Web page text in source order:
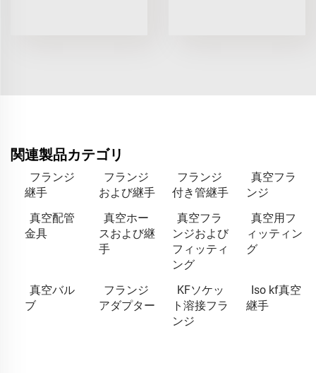
関連製品カテゴリ
フランジ
継手
フランジ
および継手
フランジ
付き管継手
真空フラ
ンジ
真空配管
金具
真空ホー
スおよび継
手
真空フラ
ンジおよび
フィッティ
ング
真空用フ
ィッティン
グ
真空バル
ブ
フランジ
アダプター
KFソケッ
ト溶接フラ
ンジ
Iso kf真空
継手